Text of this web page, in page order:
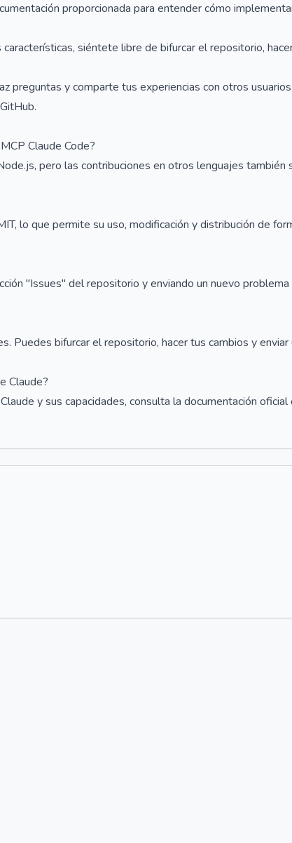
proporcionada para entender cómo
siéntete libre de bifurcar el repositorio,
preguntas y comparte tus experiencias con otros
Claude Code?
pero las contribuciones en otros lenguajes también
lo que permite su uso, modificación y distribución de
"Issues" del repositorio y enviando un nuevo problema
Puedes bifurcar el repositorio, hacer tus cambios y enviar
Claude?
y sus capacidades, consulta la documentación oficial